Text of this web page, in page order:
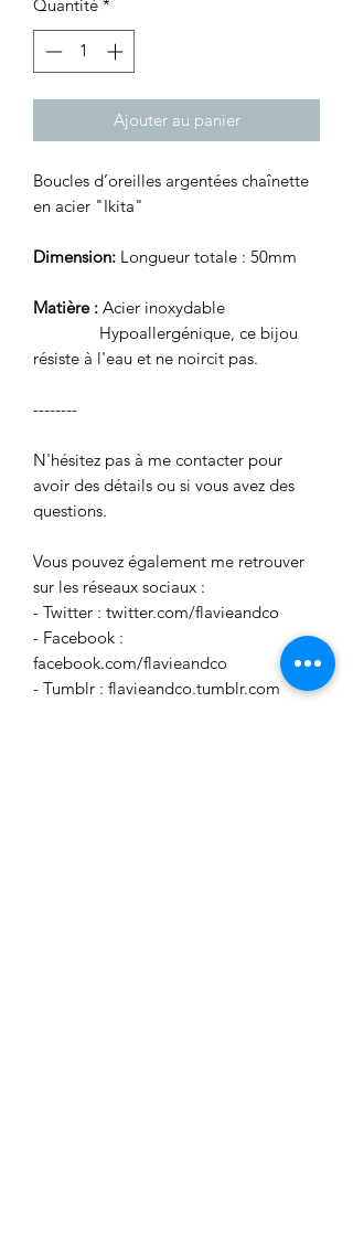
Quantité *
Ajouter au panier
Boucles d’oreilles argentées chaînette
en acier "Ikita"
Dimension: Longueur totale : 50mm
Matière : Acier inoxydable
Hypoallergénique, ce bijou
résiste à l'eau et ne noircit pas.
--------
N'hésitez pas à me contacter pour
avoir des détails ou si vous avez des
questions.
Vous pouvez également me retrouver
sur les réseaux sociaux :
- Twitter : twitter.com/flavieandco
- Facebook :
facebook.com/flavieandco
- Tumblr : flavieandco.tumblr.com